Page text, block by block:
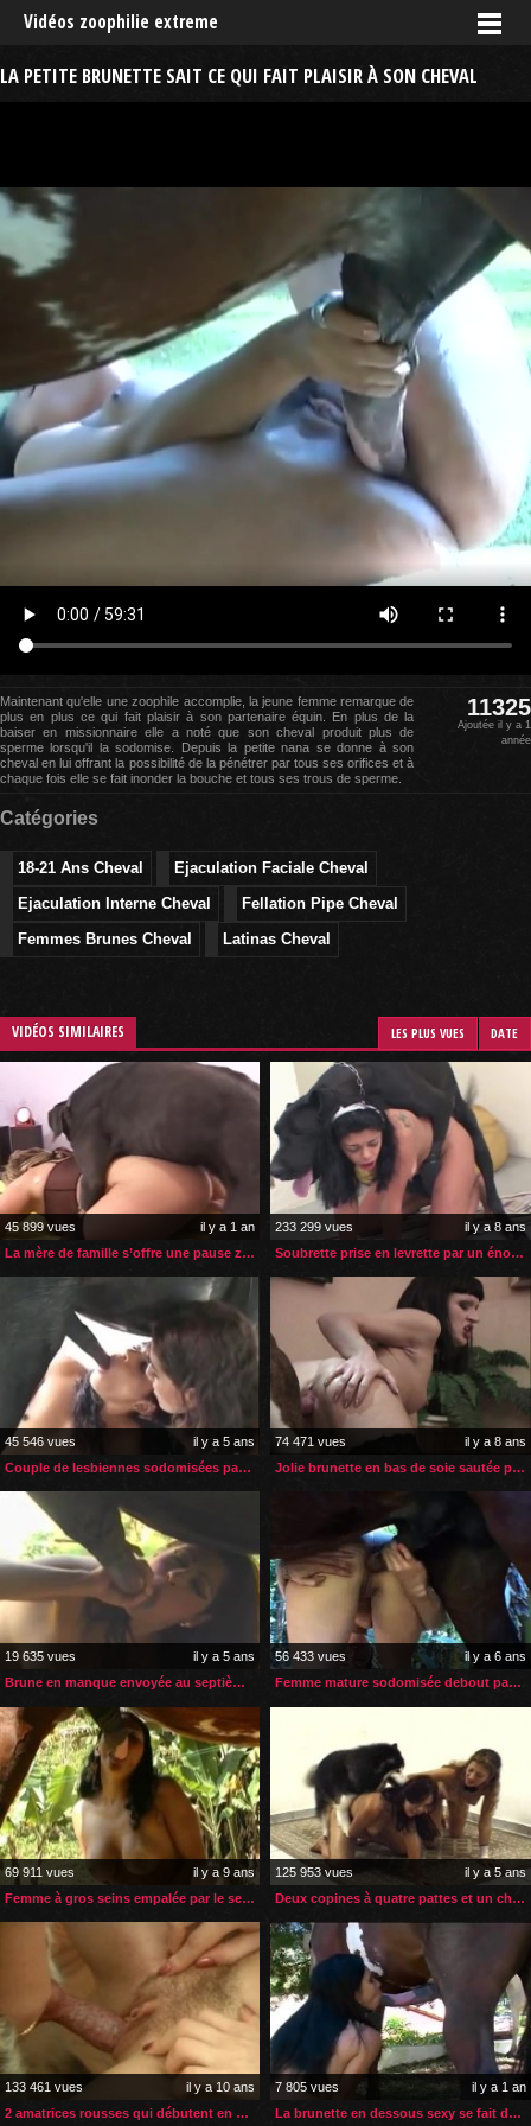
Vidéos zoophilie extreme
LA PETITE BRUNETTE SAIT CE QUI FAIT PLAISIR À SON CHEVAL
Maintenant qu'elle une zoophile accomplie, la jeune femme remarque de
plus en plus ce qui fait plaisir à son partenaire équin. En plus de la
baiser en missionnaire elle a noté que son cheval produit plus de
sperme lorsqu'il la sodomise. Depuis la petite nana se donne à son
cheval en lui offrant la possibilité de la pénétrer par tous ses orifices et à
chaque fois elle se fait inonder la bouche et tous ses trous de sperme.
11325
Ajoutée il y a 1
année
Catégories
18-21 Ans Cheval
Ejaculation Faciale Cheval
Ejaculation Interne Cheval
Fellation Pipe Cheval
Femmes Brunes Cheval
Latinas Cheval
VIDÉOS SIMILAIRES LES PLUS VUES DATE
45 899 vues
il y a 1 an
La mère de famille s’offre une pause zoophilie
233 299 vues
il y a 8 ans
Soubrette prise en levrette par un énorme chien
45 546 vues
il y a 5 ans
Couple de lesbiennes sodomisées par un poney
74 471 vues
il y a 8 ans
Jolie brunette en bas de soie sautée par son chien
19 635 vues
il y a 5 ans
Brune en manque envoyée au septième ciel par son cheval
56 433 vues
il y a 6 ans
Femme mature sodomisée debout par son cheval
69 911 vues
il y a 9 ans
Femme à gros seins empalée par le sexe de son cheval
125 953 vues
il y a 5 ans
Deux copines à quatre pattes et un chien en rut
133 461 vues
il y a 10 ans
2 amatrices rousses qui débutent en zoophilie
7 805 vues
il y a 1 an
La brunette en dessous sexy se fait démonter par son cheval